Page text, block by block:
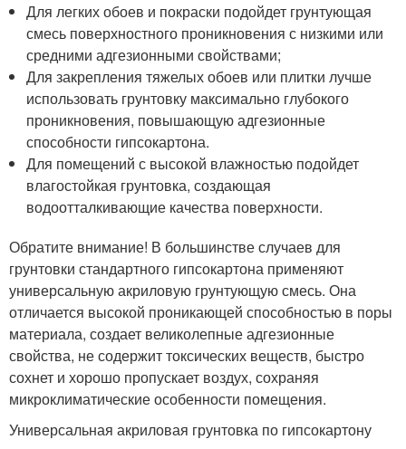
Для легких обоев и покраски подойдет грунтующая
смесь поверхностного проникновения с низкими или
средними адгезионными свойствами;
Для закрепления тяжелых обоев или плитки лучше
использовать грунтовку максимально глубокого
проникновения, повышающую адгезионные
способности гипсокартона.
Для помещений с высокой влажностью подойдет
влагостойкая грунтовка, создающая
водоотталкивающие качества поверхности.
Обратите внимание! В большинстве случаев для
грунтовки стандартного гипсокартона применяют
универсальную акриловую грунтующую смесь. Она
отличается высокой проникающей способностью в поры
материала, создает великолепные адгезионные
свойства, не содержит токсических веществ, быстро
сохнет и хорошо пропускает воздух, сохраняя
микроклиматические особенности помещения.
Универсальная акриловая грунтовка по гипсокартону